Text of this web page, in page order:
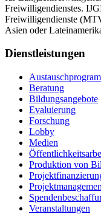
Freiwilligendienstes.
Freiwilligendienste
Asien oder
Dienstleistungen
Beratung
Bildungsangebote
Evaluierung
Forschung
Lobby
Medien
Produktion von
Veranstaltungen